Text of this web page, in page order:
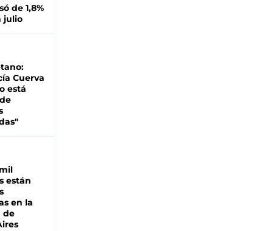
de 1,8%
julio
Cuerva
está
están
en la
de